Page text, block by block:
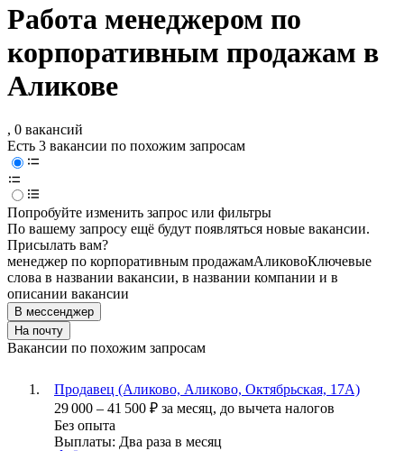
Работа менеджером по
корпоративным продажам в
Аликове
, 0 вакансий
Есть 3 вакансии по похожим запросам
Попробуйте изменить запрос или фильтры
По вашему запросу ещё будут появляться новые вакансии.
Присылать вам?
менеджер по корпоративным продажамАликовоКлючевые
слова в названии вакансии, в названии компании и в
описании вакансии
В мессенджер
На почту
Вакансии по похожим запросам
Продавец (Аликово, Аликово, Октябрьская, 17А)
29 000 – 41 500 ₽ за месяц, до вычета налогов
Без опыта
Выплаты: Два раза в месяц